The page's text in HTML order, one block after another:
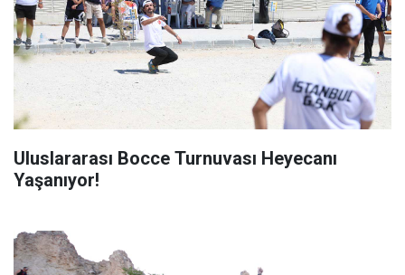
Uluslararası Bocce Turnuvası Heyecanı
Yaşanıyor!